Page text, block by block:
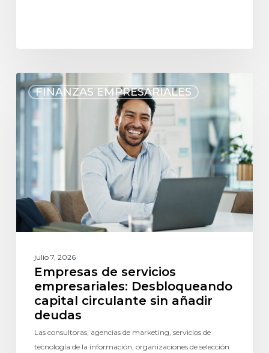
FINANZAS EMPRESARIALES
julio 7, 2026
Empresas de servicios
empresariales: Desbloqueando
capital circulante sin añadir
deudas
Las consultoras, agencias de marketing, servicios de
tecnología de la información, organizaciones de selección